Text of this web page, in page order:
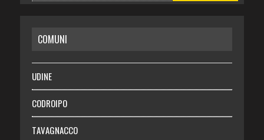
RISPARMIO
SALUTE
Necrologie
Chi siamo
COMUNI
UDINE
CODROIPO
TAVAGNACCO